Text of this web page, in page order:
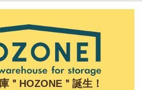
＂HOZONE＂誕生！